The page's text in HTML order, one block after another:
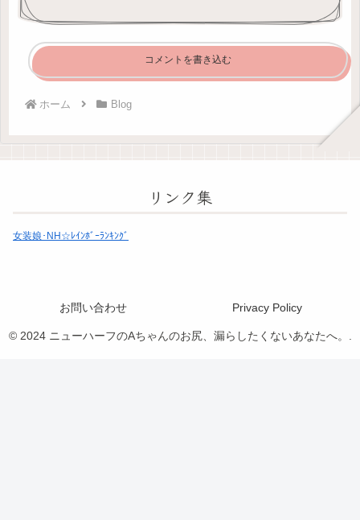
コメントを書き込む
ホーム Blog
リンク集
女装娘･NH☆ﾚｲﾝﾎﾞｰﾗﾝｷﾝｸﾞ
お問い合わせ Privacy Policy
© 2024 ニューハーフのAちゃんのお尻、漏らしたくないあなたへ。.